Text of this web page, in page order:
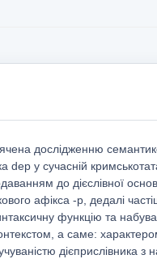
дослідженню
dep у сучасній
до дієслівної
афікса -p, дедалі
функцію та
а саме:
дієприслівника з